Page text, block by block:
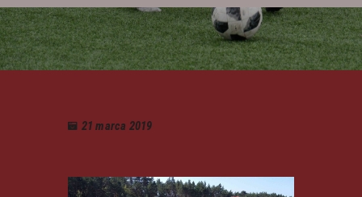
21 marca 2019